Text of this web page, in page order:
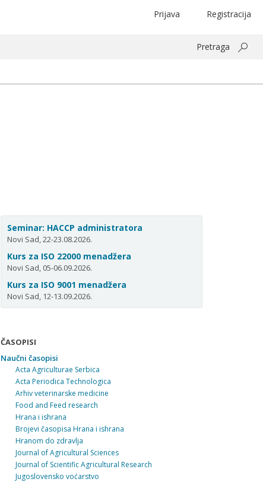
Registracija
Prijava
Pretraga
Seminar: HACCP administratora
Novi Sad, 22-23.08.2026.
Kurs za ISO 22000 menadžera
Novi Sad, 05-06.09.2026.
Kurs za ISO 9001 menadžera
Novi Sad, 12-13.09.2026.
ČASOPISI
Naučni časopisi
Acta Agriculturae Serbica
Acta Periodica Technologica
Arhiv veterinarske medicine
Food and Feed research
Hrana i ishrana
Brojevi časopisa Hrana i ishrana
Hranom do zdravlja
Journal of Agricultural Sciences
Journal of Scientific Agricultural Research
Jugoslovensko voćarstvo